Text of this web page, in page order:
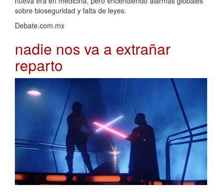
sobre bioseguridad y falta de leyes.
Debate.com.mx
nadie nos va a extrañar
reparto